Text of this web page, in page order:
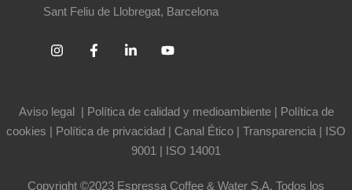
Sant Feliu de Llobregat, Barcelona
Aviso legal | Política de calidad y medioambiente| Política de
cookies | Política de privacidad | Canal Ético | Transparencia | ISO
9001 | ISO 14001
Copyright ©2023 Espressa Coffee & Water S.A. Todos los